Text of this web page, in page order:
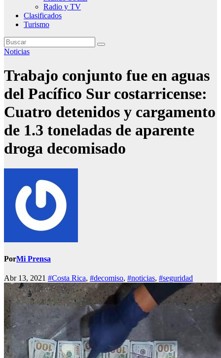
Radio y TV
Clasificados
Turismo
Noticias
Trabajo conjunto fue en aguas
del Pacífico Sur costarricense:
Cuatro detenidos y cargamento
de 1.3 toneladas de aparente
droga decomisado
PorMi Prensa
Abr 13, 2021 #Costa Rica, #decomiso, #noticias, #seguridad